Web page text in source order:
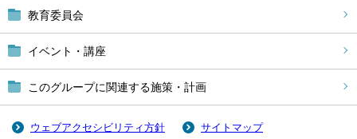
教育委員会
イベント・講座
このグループに関連する施策・計画
ウェブアクセシビリティ方針 サイトマップ